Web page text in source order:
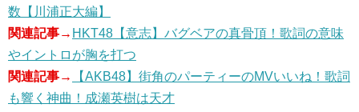
数【川浦正大編】
関連記事→ HKT48【意志】バグベアの真骨頂！歌詞の意味
やイントロが胸を打つ
関連記事→
【AKB48】街角のパーティーのMVいいね！歌詞
も響く神曲！成瀬英樹は天才